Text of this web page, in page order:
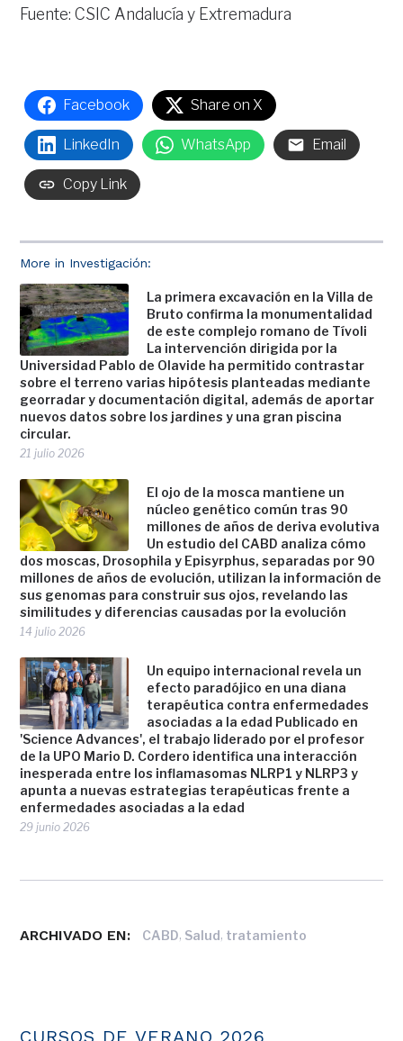
More in Investigación:
La primera excavación en la Villa de
Bruto confirma la monumentalidad
de este complejo romano de Tívoli
La intervención dirigida por la
Universidad Pablo de Olavide ha permitido contrastar
sobre el terreno varias hipótesis planteadas mediante
georradar y documentación digital, además de aportar
nuevos datos sobre los jardines y una gran piscina
circular.
21 julio 2026
El ojo de la mosca mantiene un
núcleo genético común tras 90
millones de años de deriva evolutiva
Un estudio del CABD analiza cómo
dos moscas, Drosophila y Episyrphus, separadas por 90
millones de años de evolución, utilizan la información de
sus genomas para construir sus ojos, revelando las
similitudes y diferencias causadas por la evolución
14 julio 2026
Un equipo internacional revela un
efecto paradójico en una diana
terapéutica contra enfermedades
asociadas a la edad Publicado en
'Science Advances', el trabajo liderado por el profesor
de la UPO Mario D. Cordero identifica una interacción
inesperada entre los inflamasomas NLRP1 y NLRP3 y
apunta a nuevas estrategias terapéuticas frente a
enfermedades asociadas a la edad
29 junio 2026
Fuente: CSIC Andalucía y Extremadura
Facebook Share on X
LinkedIn WhatsApp Email
Copy Link
ARCHIVADO EN: CABD, Salud, tratamiento
CURSOS DE VERANO 2026